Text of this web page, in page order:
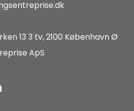
13 3 tv, 2100 København Ø
ApS